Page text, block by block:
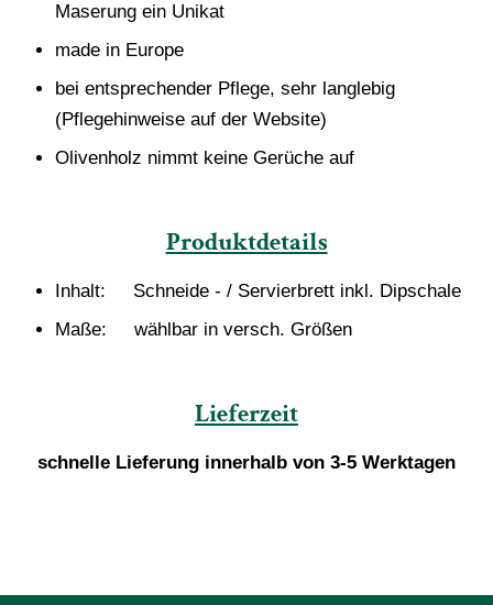
Maserung ein Unikat
made in Europe
bei entsprechender Pflege, sehr langlebig
(Pflegehinweise auf der Website)
Olivenholz nimmt keine Gerüche auf
Produktdetails
Inhalt: Schneide - / Servierbrett inkl. Dipschale
Maße: wählbar in versch. Größen
Lieferzeit
schnelle Lieferung innerhalb von 3-5 Werktagen